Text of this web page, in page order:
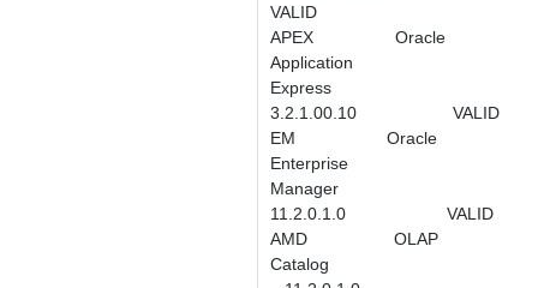
VALID
APEX Oracle
Application
Express
3.2.1.00.10 VALID
EM Oracle
Enterprise
Manager
11.2.0.1.0 VALID
AMD OLAP
Catalog